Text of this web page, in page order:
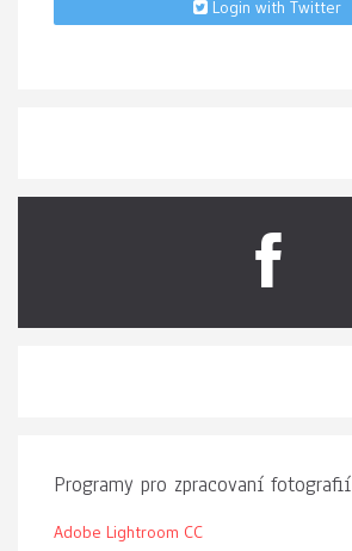
Login with Twitter
Programy pro zpracovaní fotografií
Adobe Lightroom CC